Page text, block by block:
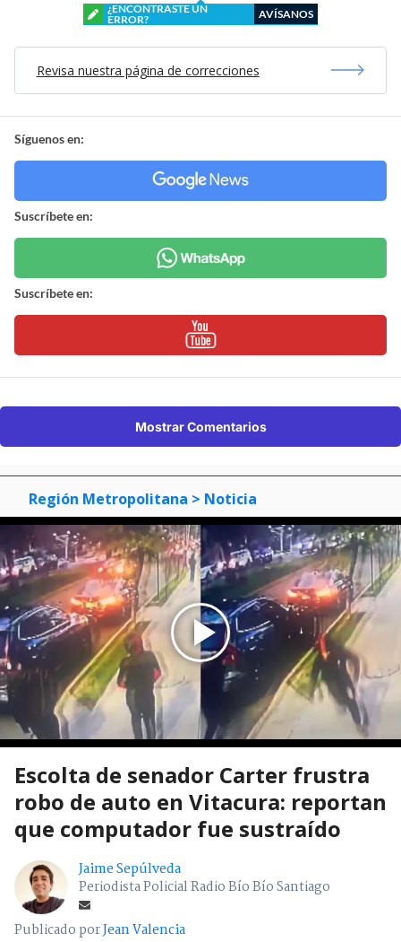
¿ENCONTRASTE UN
ERROR?
AVÍSANOS
Revisa nuestra página de correcciones
Síguenos en:
Suscríbete en:
Suscríbete en:
Mostrar Comentarios
Región Metropolitana > Noticia
Escolta de senador Carter frustra
robo de auto en Vitacura: reportan
que computador fue sustraído
Jaime Sepúlveda
Periodista Policial Radio Bío Bío Santiago
Publicado porJean Valencia